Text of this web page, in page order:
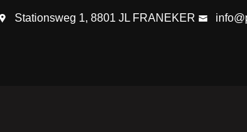
Stationsweg 1, 8801 JL FRANEKER